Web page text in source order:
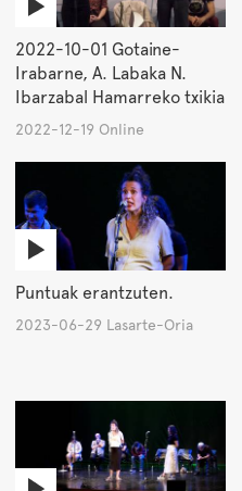
2022-10-01 Gotaine-
Irabarne, A. Labaka N.
Ibarzabal Hamarreko txikia
2022-12-19 Online
Puntuak erantzuten.
2023-06-29 Lasarte-Oria